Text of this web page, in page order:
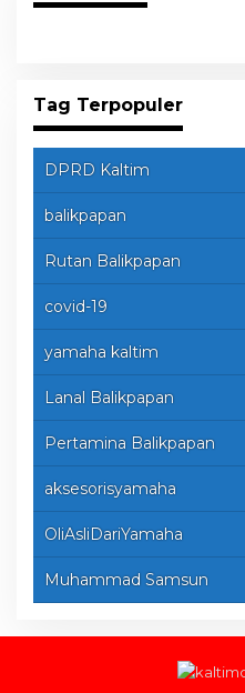
Tag Terpopuler
DPRD Kaltim
balikpapan
Rutan Balikpapan
covid-19
yamaha kaltim
Lanal Balikpapan
Pertamina Balikpapan
aksesorisyamaha
OliAsliDariYamaha
Muhammad Samsun